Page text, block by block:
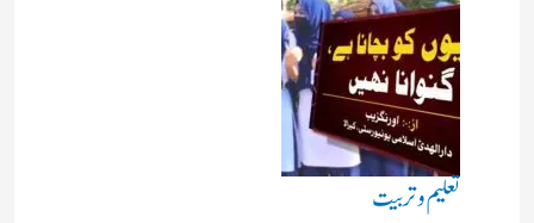
تعلیم و تربیت